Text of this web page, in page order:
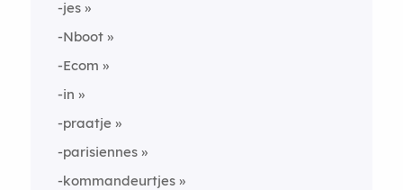
-jes
-Nboot
-Ecom
-in
-praatje
-parisiennes
-kommandeurtjes